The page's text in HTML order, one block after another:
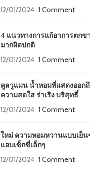
12/01/2024 1 Comment
4 แนวทางการแก้อาการตกข
มากผิดปกติ
12/01/2024 1 Comment
คูลวูแมน น้ำหอมที่แสดงออก
ความสดใส ร่าเริง บริสุทธิ์
12/01/2024 1 Comment
ใหม่ ความหอมหวานแบบเย็น
แอบเซ็กซี่เล็กๆ
12/01/2024 1 Comment